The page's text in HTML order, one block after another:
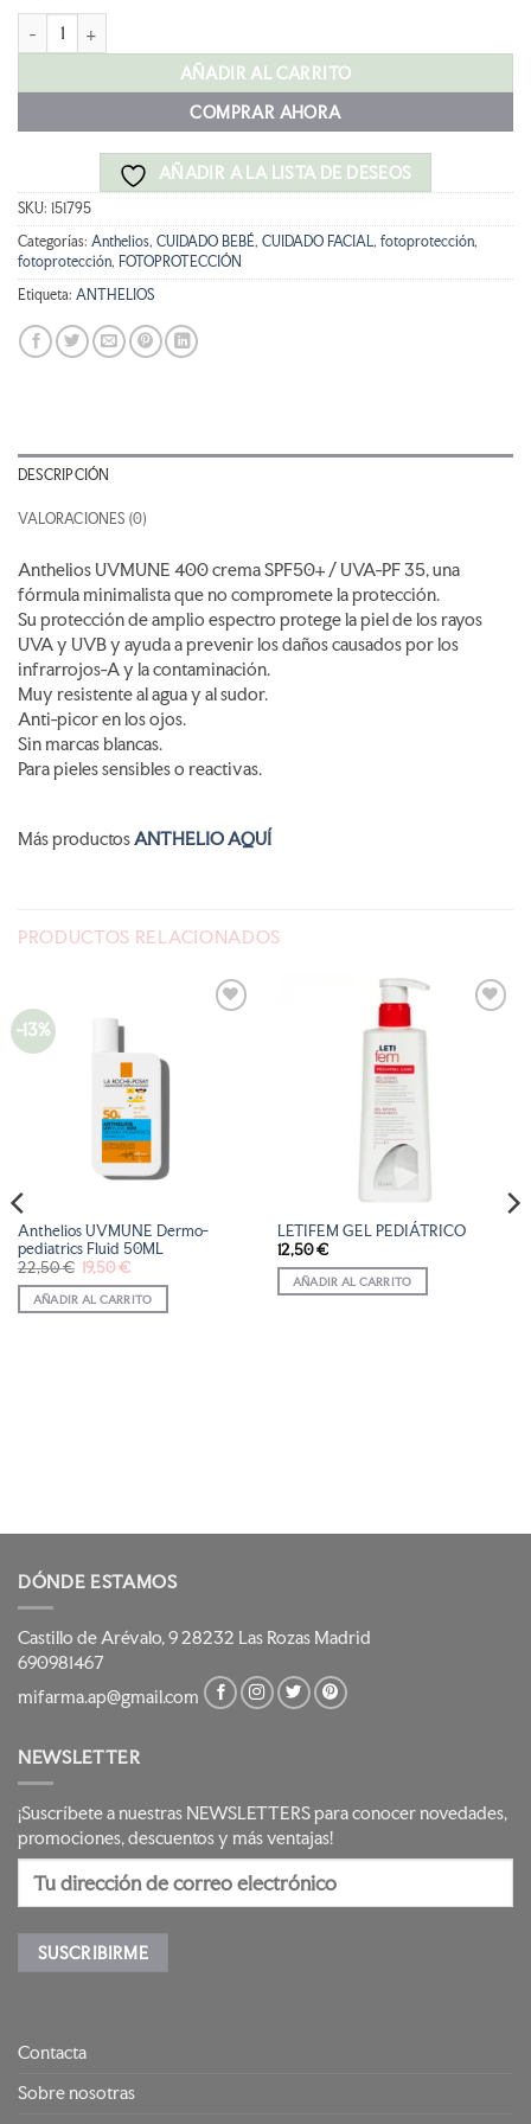
original
21,35 €.18,35 €.
ANTHELIOS UVMUNE 400 CREMA SPF50+ SIN PERFUME 50ml cantidad
AÑADIR AL CARRITO
COMPRAR AHORA
AÑADIR A LA LISTA DE DESEOS
SKU: 151795
Categorías: Anthelios, CUIDADO BEBÉ, CUIDADO FACIAL, fotoprotección,
fotoprotección, FOTOPROTECCIÓN
Etiqueta: ANTHELIOS
DESCRIPCIÓN
VALORACIONES (0)
Anthelios UVMUNE 400 crema SPF50+ / UVA-PF 35, una
fórmula minimalista que no compromete la protección.
Su protección de amplio espectro protege la piel de los rayos
UVA y UVB y ayuda a prevenir los daños causados por los
infrarrojos-A y la contaminación.
Muy resistente al agua y al sudor.
Anti-picor en los ojos.
Sin marcas blancas.
Para pieles sensibles o reactivas.
Más productosANTHELIO AQUÍ
PRODUCTOS RELACIONADOS
-13%
Anthelios UVMUNE Dermo-
pediatrics Fluid 50ML
22,50€ El
precio
original
era:
22,50 €.
19,50€El
actual
es:
19,50 €.
AÑADIR AL CARRITO
LETIFEM GEL PEDIÁTRICO
12,50€
AÑADIR AL CARRITO
DÓNDE ESTAMOS
Castillo de Arévalo, 9 28232 Las Rozas Madrid
690981467
mifarma.ap@gmail.com
NEWSLETTER
¡Suscríbete a nuestras NEWSLETTERS para conocer novedades,
promociones, descuentos y más ventajas!
Contacta
Sobre nosotras